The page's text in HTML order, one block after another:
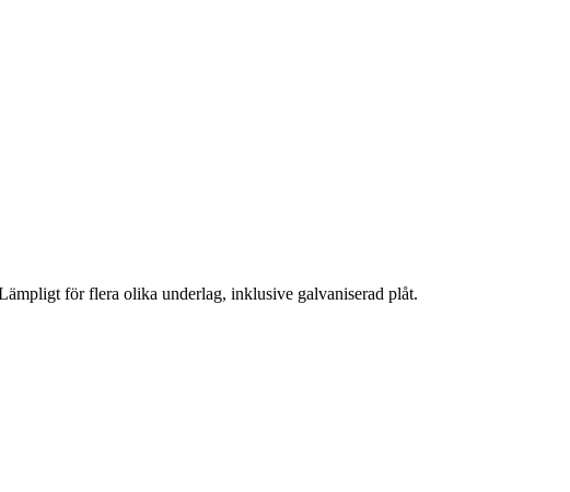
för flera olika underlag, inklusive galvaniserad plåt.